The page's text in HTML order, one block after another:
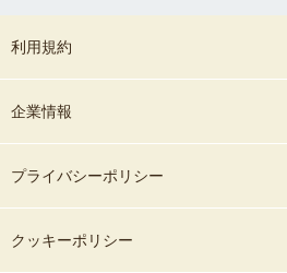
利用規約
企業情報
プライバシーポリシー
クッキーポリシー